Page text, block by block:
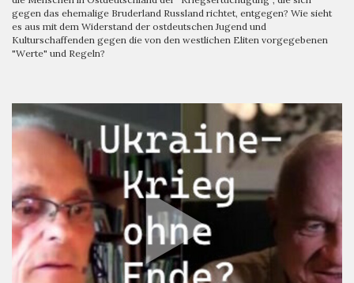
gegen das ehemalige Bruderland Russland richtet, entgegen? Wie sieht
es aus mit dem Widerstand der ostdeutschen Jugend und
Kulturschaffenden gegen die von den westlichen Eliten vorgegebenen
"Werte" und Regeln?